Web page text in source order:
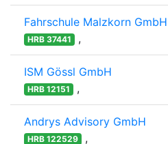
Fahrschule Malzkorn GmbH
HRB 37441 ,
ISM Gössl GmbH
HRB 12151 ,
Andrys Advisory GmbH
HRB 122529 ,